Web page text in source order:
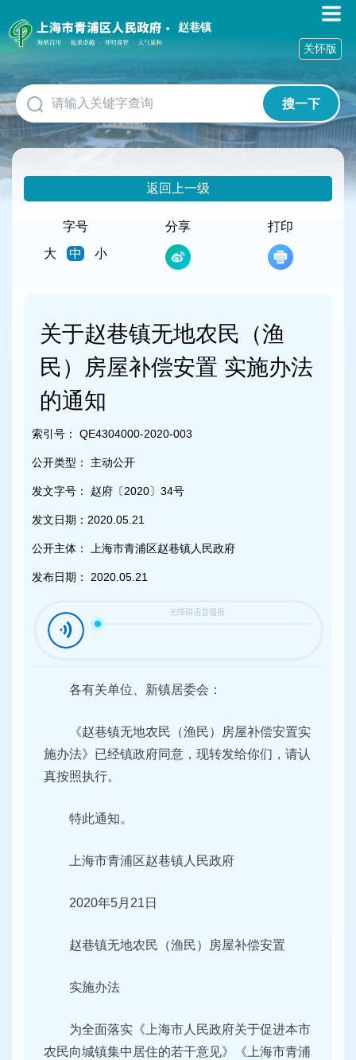
障
碍
作
说
明
跳
到
网
赵巷镇
搜一下
关怀版
返回上一级
字号
大
中 小
分享 打印
关于赵巷镇无地农民（渔
民）房屋补偿安置 实施办法
的通知
索引号： QE4304000-2020-003
公开类型： 主动公开
发文字号： 赵府〔2020〕34号
发文日期： 2020.05.21
公开主体： 上海市青浦区赵巷镇人民政府
发布日期： 2020.05.21
各有关单位、新镇居委会：
《赵巷镇无地农民（渔民）房屋补偿安置实
施办法》已经镇政府同意，现转发给你们，请认
真按照执行。
特此通知。
上海市青浦区赵巷镇人民政府
2020年5月21日
赵巷镇无地农民（渔民）房屋补偿安置
实施办法
为全面落实《上海市人民政府关于促进本市
农民向城镇集中居住的若干意见》《上海市青浦